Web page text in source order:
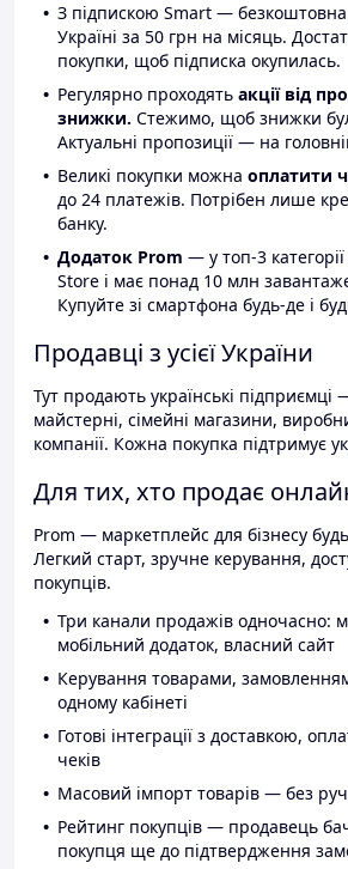
З підпискою Smart — безкоштовна
Україні за 50 грн на місяць.
покупки, щоб підписка окупилась.
Регулярно проходять акції від
знижки. Стежимо, щоб знижки
Актуальні пропозиції — на
Великі покупки можна оплатити
до 24 платежів. Потрібен лише
банку.
Додаток Prom — у топ-3
Store і має понад 10 млн
Купуйте зі смартфона будь-де і
Продавці з усієї України
Тут продають українські підприємці
майстерні, сімейні магазини,
компанії. Кожна покупка підтримує
Для тих, хто продає
Prom — маркетплейс для бізнесу
Легкий старт, зручне керування,
покупців.
Три канали продажів одночасно:
мобільний додаток, власний сайт
Керування товарами,
одному кабінеті
Готові інтеграції з доставкою,
чеків
Масовий імпорт товарів — без
Рейтинг покупців — продавець
покупця ще до підтвердження